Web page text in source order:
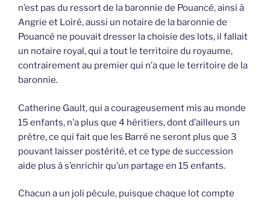
n’est pas du ressort de la baronnie de Pouancé, ainsi à
Angrie et Loiré, aussi un notaire de la baronnie de
Pouancé ne pouvait dresser la choisie des lots, il fallait
un notaire royal, qui a tout le territoire du royaume,
contrairement au premier qui n’a que le territoire de la
baronnie.
Catherine Gault, qui a courageusement mis au monde
15 enfants, n’a plus que 4 héritiers, dont d’ailleurs un
prêtre, ce qui fait que les Barré ne seront plus que 3
pouvant laisser postérité, et ce type de succession
aide plus à s’enrichir qu’un partage en 15 enfants.
Chacun a un joli pécule, puisque chaque lot compte